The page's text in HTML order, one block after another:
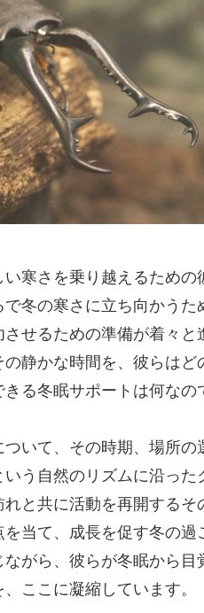
い寒さを乗り越えるため
冬の寒さに立ち向かう
せるための準備が着々
静かな時間を、彼らはど
る冬眠サポートは何なの
いて、その時期、場所
う自然のリズムに沿っ
と共に活動を再開するそ
当て、成長を促す冬の
がら、彼らが冬眠から
ここに凝縮しています。